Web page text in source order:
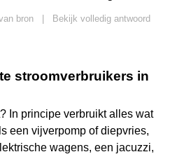
bron
Bekijk volledig antwoord
stroomverbruikers in
In principe verbruikt alles wat
een vijverpomp of diepvries,
wagens, een jacuzzi,